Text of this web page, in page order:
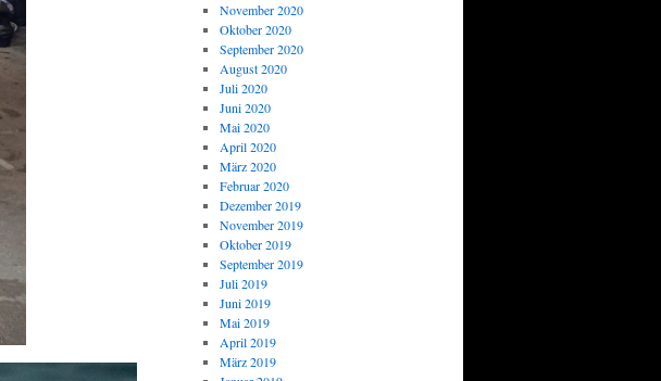
November 2020
Oktober 2020
September 2020
August 2020
Juli 2020
Juni 2020
Mai 2020
April 2020
März 2020
Februar 2020
Dezember 2019
November 2019
Oktober 2019
September 2019
Juli 2019
Juni 2019
Mai 2019
April 2019
März 2019